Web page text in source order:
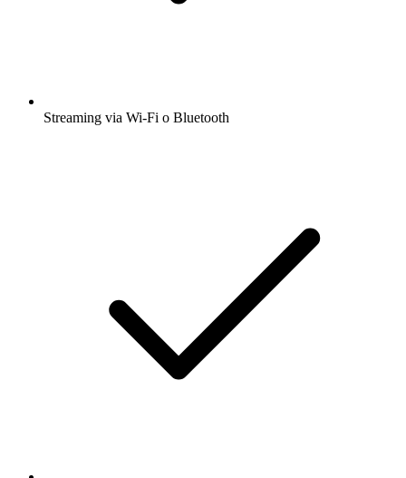
Streaming via Wi-Fi o Bluetooth